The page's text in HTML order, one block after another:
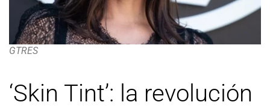
GTRES
‘Skin Tint’: la revolución